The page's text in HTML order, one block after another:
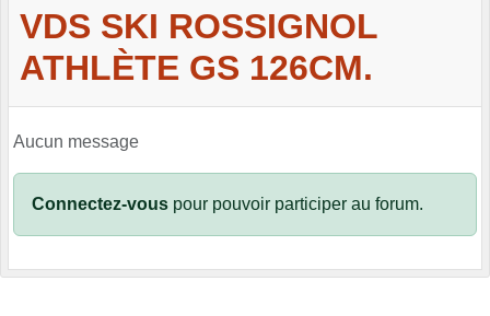
VDS SKI ROSSIGNOL
ATHLÈTE GS 126CM.
Aucun message
Connectez-vous pour pouvoir participer au forum.